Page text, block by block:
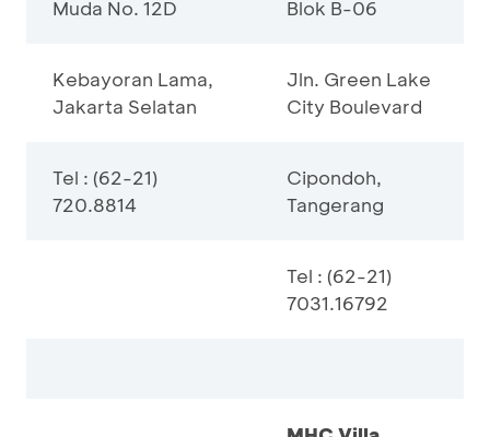
Muda No. 12D
Blok B-06
Kebayoran Lama,
Jakarta Selatan
Jln. Green Lake
City Boulevard
Tel : (62-21)
720.8814
Cipondoh,
Tangerang
Tel : (62-21)
7031.16792